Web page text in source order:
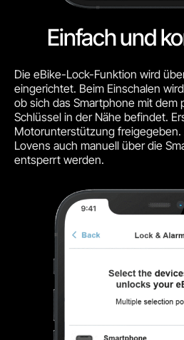
Einfach und
Die eBike-Lock-Funktion wird
eingerichtet. Beim Einschalen
ob sich das Smartphone mit dem
Schlüssel in der Nähe befindet.
Motorunterstützung
Lovens auch manuell über die
entsperrt werden.